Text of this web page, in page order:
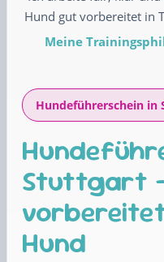
Hund gut vorbereitet in
Meine
Hundeführerschein in
Stuttgart
Hund